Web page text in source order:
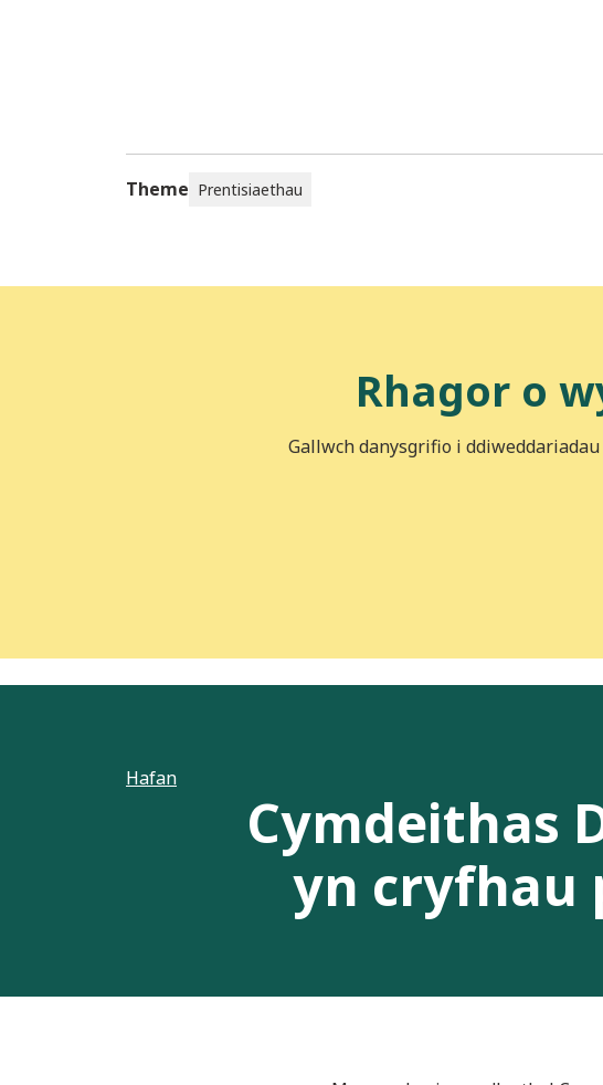
Theme Prentisiaethau
Rhagor o
Gallwch danysgrifio i
Hafan
Cymdeithas
yn cryfhau